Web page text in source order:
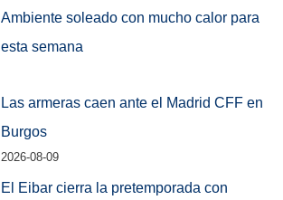
Ambiente soleado con mucho calor para
esta semana
Las armeras caen ante el Madrid CFF en
Burgos
2026-08-09
El Eibar cierra la pretemporada con